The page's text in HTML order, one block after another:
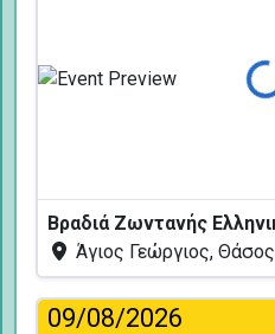
Φόρτωση...
Άγιος Γεώργιος, Θάσος
09/08/2026